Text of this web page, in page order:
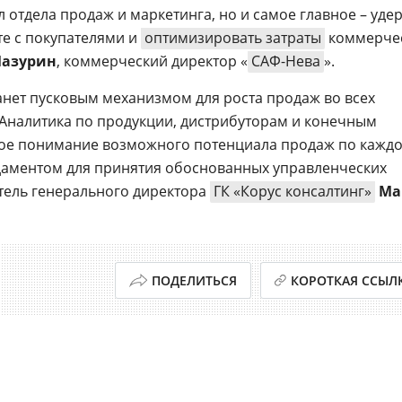
отдела продаж и маркетинга, но и самое главное –
с покупателями и оптимизировать затраты
, коммерческий директор « САФ-Нева ».
пусковым механизмом для роста продаж во всех
по продукции, дистрибуторам и конечным
понимание возможного потенциала продаж по
для принятия обоснованных управленческих
генерального директора ГК «Корус консалтинг»
ПОДЕЛИТЬСЯ КОРОТКАЯ